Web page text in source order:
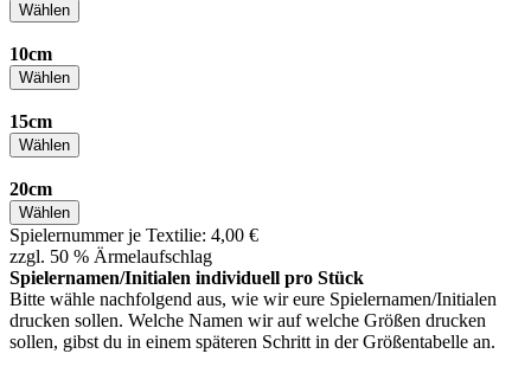
Wählen
10cm
Wählen
15cm
Wählen
20cm
Wählen
Spielernummer je Textilie: 4,00 €
zzgl. 50 % Ärmelaufschlag
Spielernamen/Initialen individuell pro Stück
Bitte wähle nachfolgend aus, wie wir eure Spielernamen/Initialen
drucken sollen. Welche Namen wir auf welche Größen drucken
sollen, gibst du in einem späteren Schritt in der Größentabelle an.